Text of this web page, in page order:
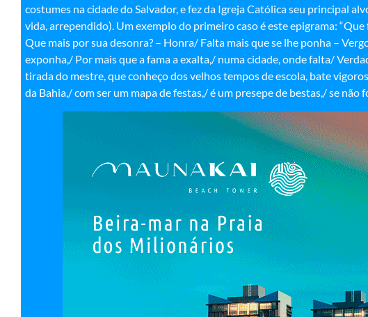
costumes na cidade do Salvador, e fez da Igreja Católica seu principal
vida, arrependido). Um exemplo do primeiro caso é este epigrama:
Que mais por sua desonra? – Honra/ Falta mais que se lhe ponha –
exponha,/ Por mais que a fama a exalta,/ numa cidade, onde falta/
tirada do mestre, que conheço dos velhos tempos de escola, bate
da Bahia,/ com ser um mapa de festas,/ é um presepe de bestas,/ se não